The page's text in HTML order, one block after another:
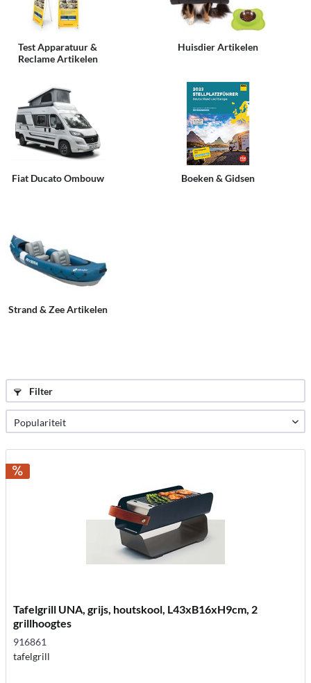
Test Apparatuur &
Reclame Artikelen
Huisdier Artikelen
Fiat Ducato Ombouw Boeken & Gidsen
Strand & Zee Artikelen
Filter
Tafelgrill UNA, grijs, houtskool, L43xB16xH9cm, 2
grillhoogtes
916861
tafelgrill